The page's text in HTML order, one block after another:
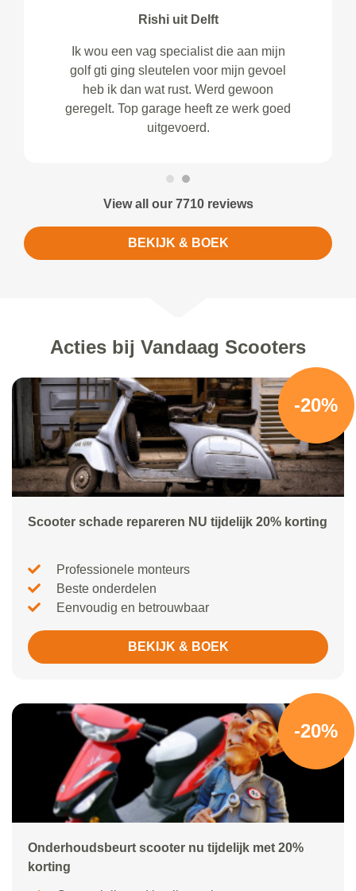
Rishi uit Delft
Ik wou een vag specialist die aan mijn
golf gti ging sleutelen voor mijn gevoel
heb ik dan wat rust. Werd gewoon
geregelt. Top garage heeft ze werk goed
uitgevoerd.
View all our 7710 reviews
BEKIJK & BOEK
Acties bij Vandaag Scooters
-20%
Scooter schade repareren NU tijdelijk 20% korting
Professionele monteurs
Beste onderdelen
Eenvoudig en betrouwbaar
BEKIJK & BOEK
-20%
Onderhoudsbeurt scooter nu tijdelijk met 20%
korting